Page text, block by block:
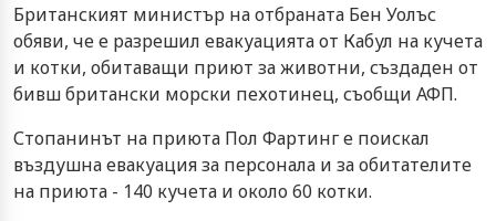
Британският министър на отбраната Бен Уолъс
обяви, че е разрешил евакуацията от Кабул на кучета
и котки, обитаващи приют за животни, създаден от
бивш британски морски пехотинец, съобщи АФП.
Стопанинът на приюта Пол Фартинг е поискал
въздушна евакуация за персонала и за обитателите
на приюта - 140 кучета и около 60 котки.